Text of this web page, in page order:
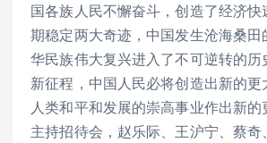
国各族人民不懈奋斗，创造了经济快
期稳定两大奇迹，中国发生沧海桑田
华民族伟大复兴进入了不可逆转的
新征程，中国人民必将创造出新的更
人类和平和发展的崇高事业作出新
主持招待会，赵乐际、王沪宁、蔡奇